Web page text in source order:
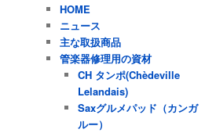
HOME
ニュース
主な取扱商品
管楽器修理用の資材
CH タンポ(Chèdeville
Lelandais)
Saxグルメパッド（カンガ
ルー）